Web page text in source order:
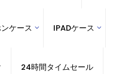
ケース IPADケース
24時間タイムセール